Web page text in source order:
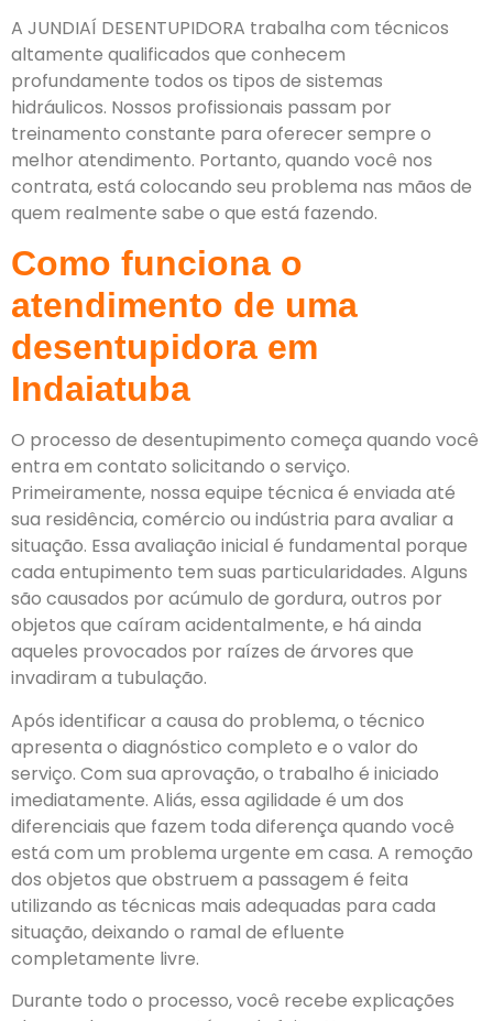
A JUNDIAÍ DESENTUPIDORA trabalha com técnicos
altamente qualificados que conhecem
profundamente todos os tipos de sistemas
hidráulicos. Nossos profissionais passam por
treinamento constante para oferecer sempre o
melhor atendimento. Portanto, quando você nos
contrata, está colocando seu problema nas mãos de
quem realmente sabe o que está fazendo.
Como funciona o
atendimento de uma
desentupidora em
Indaiatuba
O processo de desentupimento começa quando você
entra em contato solicitando o serviço.
Primeiramente, nossa equipe técnica é enviada até
sua residência, comércio ou indústria para avaliar a
situação. Essa avaliação inicial é fundamental porque
cada entupimento tem suas particularidades. Alguns
são causados por acúmulo de gordura, outros por
objetos que caíram acidentalmente, e há ainda
aqueles provocados por raízes de árvores que
invadiram a tubulação.
Após identificar a causa do problema, o técnico
apresenta o diagnóstico completo e o valor do
serviço. Com sua aprovação, o trabalho é iniciado
imediatamente. Aliás, essa agilidade é um dos
diferenciais que fazem toda diferença quando você
está com um problema urgente em casa. A remoção
dos objetos que obstruem a passagem é feita
utilizando as técnicas mais adequadas para cada
situação, deixando o ramal de efluente
completamente livre.
Durante todo o processo, você recebe explicações